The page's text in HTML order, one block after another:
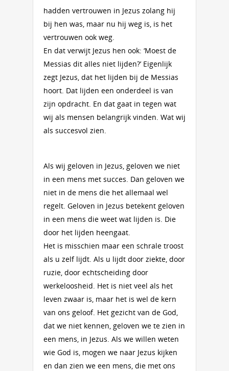
hadden vertrouwen in Jezus zolang hij
bij hen was, maar nu hij weg is, is het
vertrouwen ook weg.
En dat verwijt Jezus hen ook: ‘Moest de
Messias dit alles niet lijden?’ Eigenlijk
zegt Jezus, dat het lijden bij de Messias
hoort. Dat lijden een onderdeel is van
zijn opdracht. En dat gaat in tegen wat
wij als mensen belangrijk vinden. Wat wij
als succesvol zien.
Als wij geloven in Jezus, geloven we niet
in een mens met succes. Dan geloven we
niet in de mens die het allemaal wel
regelt. Geloven in Jezus betekent geloven
in een mens die weet wat lijden is. Die
door het lijden heengaat.
Het is misschien maar een schrale troost
als u zelf lijdt. Als u lijdt door ziekte, door
ruzie, door echtscheiding door
werkeloosheid. Het is niet veel als het
leven zwaar is, maar het is wel de kern
van ons geloof. Het gezicht van de God,
dat we niet kennen, geloven we te zien in
een mens, in Jezus. Als we willen weten
wie God is, mogen we naar Jezus kijken
en dan zien we een mens, die met ons